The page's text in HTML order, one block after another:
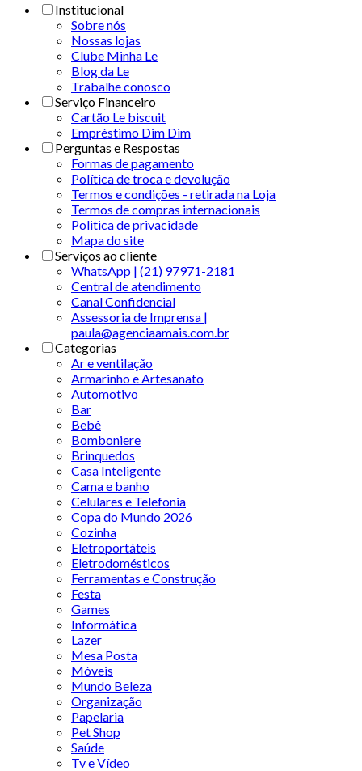
Institucional
Sobre nós
Nossas lojas
Clube Minha Le
Blog da Le
Trabalhe conosco
Serviço Financeiro
Cartão Le biscuit
Empréstimo Dim Dim
Perguntas e Respostas
Formas de pagamento
Política de troca e devolução
Termos e condições - retirada na Loja
Termos de compras internacionais
Politica de privacidade
Mapa do site
Serviços ao cliente
WhatsApp | (21) 97971-2181
Central de atendimento
Canal Confidencial
Assessoria de Imprensa |
paula@agenciaamais.com.br
Categorias
Ar e ventilação
Armarinho e Artesanato
Automotivo
Bar
Bebê
Bomboniere
Brinquedos
Casa Inteligente
Cama e banho
Celulares e Telefonia
Copa do Mundo 2026
Cozinha
Eletroportáteis
Eletrodomésticos
Ferramentas e Construção
Festa
Games
Informática
Lazer
Mesa Posta
Móveis
Mundo Beleza
Organização
Papelaria
Pet Shop
Saúde
Tv e Vídeo